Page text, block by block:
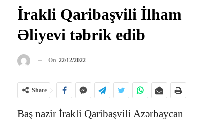
İrakli Qaribaşvili İlham
Əliyevi təbrik edib
On 22/12/2022
Share
Baş nazir İrakli Qaribaşvili Azərbaycan